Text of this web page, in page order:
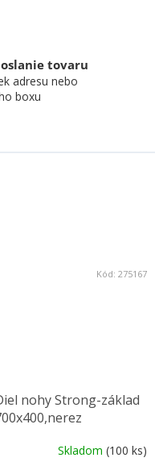
tovaru
adresu nebo
boxu
nohy Strong-základ
Skladom(100 ks)
Kód:275167